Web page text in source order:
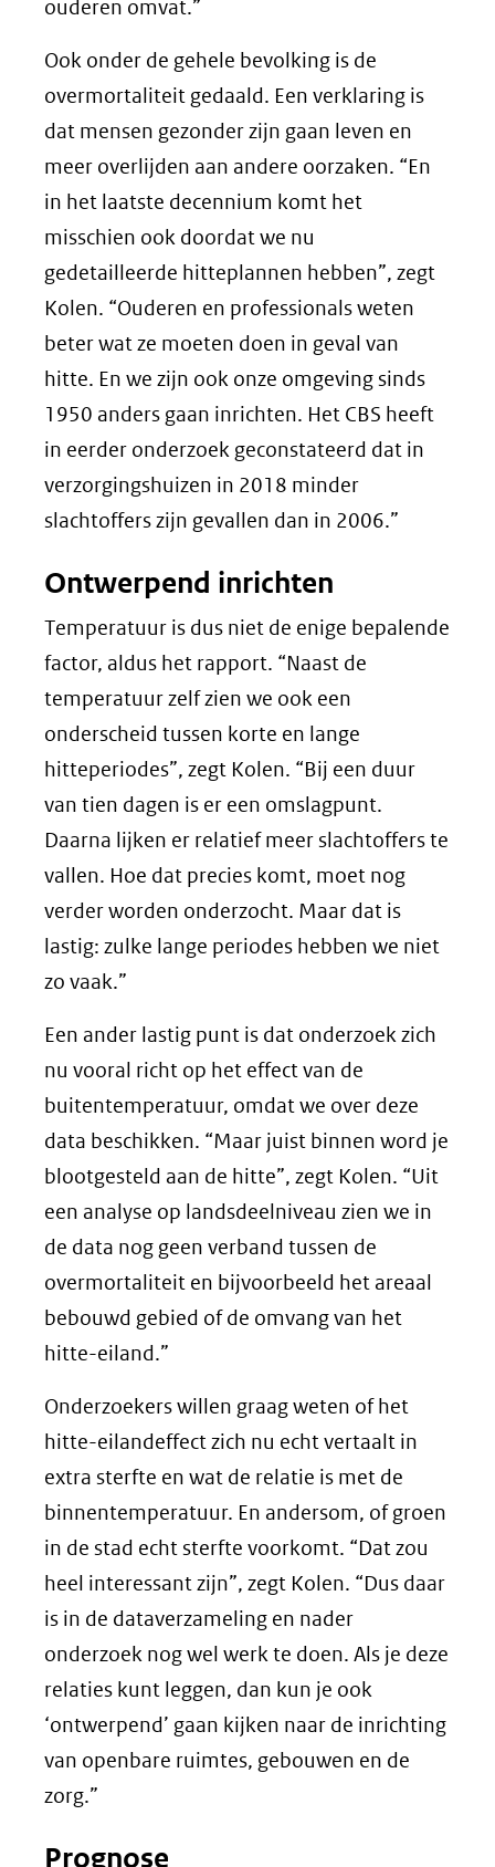
ouderen omvat.”
Ook onder de gehele bevolking is de
overmortaliteit gedaald. Een verklaring is
dat mensen gezonder zijn gaan leven en
meer overlijden aan andere oorzaken. “En
in het laatste decennium komt het
misschien ook doordat we nu
gedetailleerde hitteplannen hebben”, zegt
Kolen. “Ouderen en professionals weten
beter wat ze moeten doen in geval van
hitte. En we zijn ook onze omgeving sinds
1950 anders gaan inrichten. Het CBS heeft
in eerder onderzoek geconstateerd dat in
verzorgingshuizen in 2018 minder
slachtoffers zijn gevallen dan in 2006.”
Ontwerpend inrichten
Temperatuur is dus niet de enige bepalende
factor, aldus het rapport. “Naast de
temperatuur zelf zien we ook een
onderscheid tussen korte en lange
hitteperiodes”, zegt Kolen. “Bij een duur
van tien dagen is er een omslagpunt.
Daarna lijken er relatief meer slachtoffers te
vallen. Hoe dat precies komt, moet nog
verder worden onderzocht. Maar dat is
lastig: zulke lange periodes hebben we niet
zo vaak.”
Een ander lastig punt is dat onderzoek zich
nu vooral richt op het effect van de
buitentemperatuur, omdat we over deze
data beschikken. “Maar juist binnen word je
blootgesteld aan de hitte”, zegt Kolen. “Uit
een analyse op landsdeelniveau zien we in
de data nog geen verband tussen de
overmortaliteit en bijvoorbeeld het areaal
bebouwd gebied of de omvang van het
hitte-eiland.”
Onderzoekers willen graag weten of het
hitte-eilandeffect zich nu echt vertaalt in
extra sterfte en wat de relatie is met de
binnentemperatuur. En andersom, of groen
in de stad echt sterfte voorkomt. “Dat zou
heel interessant zijn”, zegt Kolen. “Dus daar
is in de dataverzameling en nader
onderzoek nog wel werk te doen. Als je deze
relaties kunt leggen, dan kun je ook
‘ontwerpend’ gaan kijken naar de inrichting
van openbare ruimtes, gebouwen en de
zorg.”
Prognose